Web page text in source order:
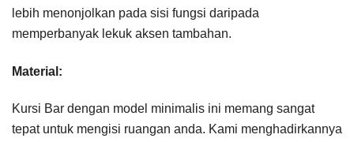
lebih menonjolkan pada sisi fungsi daripada
memperbanyak lekuk aksen tambahan.
Material:
Kursi Bar dengan model minimalis ini memang sangat
tepat untuk mengisi ruangan anda. Kami menghadirkannya